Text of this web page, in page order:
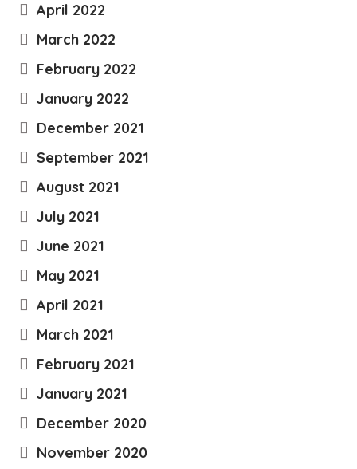
April 2022
March 2022
February 2022
January 2022
December 2021
September 2021
August 2021
July 2021
June 2021
May 2021
April 2021
March 2021
February 2021
January 2021
December 2020
November 2020